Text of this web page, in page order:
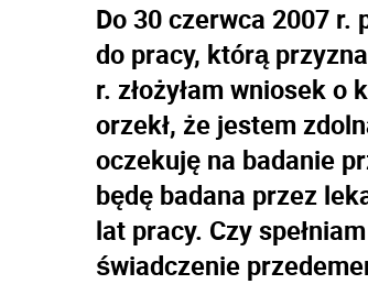
Do 30 czerwca 2007 r.
do pracy, którą
r. złożyłam wniosek
orzekł, że jestem
oczekuję na badanie
będę badana przez
lat pracy. Czy
świadczenie